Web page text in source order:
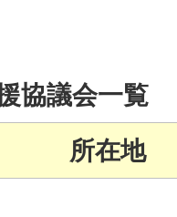
協議会一覧
所在地